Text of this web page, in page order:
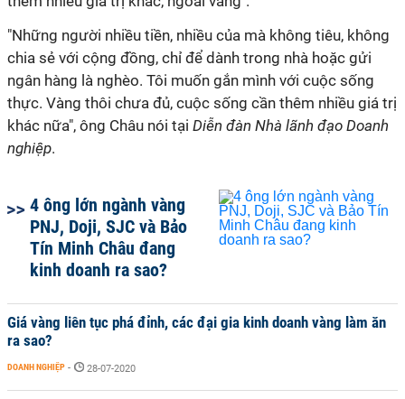
"Những người nhiều tiền, nhiều của mà không tiêu, không
chia sẻ với cộng đồng, chỉ để dành trong nhà hoặc gửi
ngân hàng là nghèo. Tôi muốn gắn mình với cuộc sống
thực. Vàng thôi chưa đủ, cuộc sống cần thêm nhiều giá trị
khác nữa", ông Châu nói tại Diễn đàn Nhà lãnh đạo Doanh
nghiệp.
4 ông lớn ngành vàng
PNJ, Doji, SJC và Bảo
Tín Minh Châu đang
kinh doanh ra sao?
Giá vàng liên tục phá đỉnh, các đại gia kinh doanh vàng làm ăn
ra sao?
DOANH NGHIỆP - 28-07-2020